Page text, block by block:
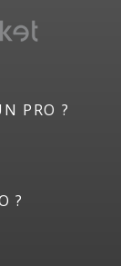
PRO ?
?